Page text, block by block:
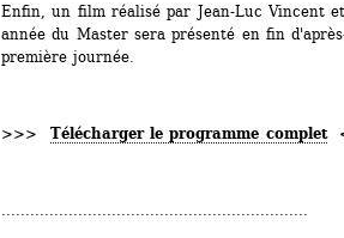
Enfin, un film réalisé par Jean-Luc Vincent
année du Master sera présenté en fin
première journée.
>>> Télécharger le programme complet